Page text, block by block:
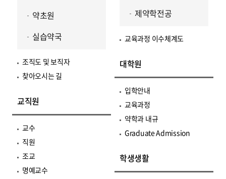
약초원
실습약국
조직도 및 보직자
찾아오시는 길
제약학전공
교육과정 이수체계도
대학원
입학안내
교육과정
약학과 내규
Graduate Admission
교직원
교수
직원
조교
명예교수
학생생활